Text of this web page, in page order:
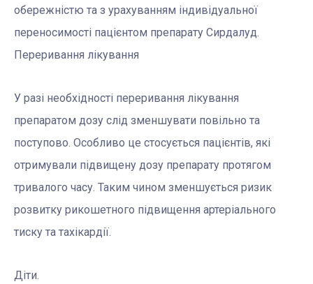
обережністю та з урахуванням індивідуальної
переносимості пацієнтом препарату Сирдалуд.
Переривання лікування
У разі необхідності переривання лікування
препаратом дозу слід зменшувати повільно та
поступово. Особливо це стосується пацієнтів, які
отримували підвищену дозу препарату протягом
тривалого часу. Таким чином зменшується ризик
розвитку рикошетного підвищення артеріального
тиску та тахікардії.
Діти.